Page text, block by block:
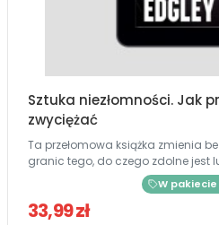
Sztuka niezłomności. Jak
zwyciężać
Ta przełomowa książka zmienia
granic tego, do czego zdolne jest
W
33,99 zł